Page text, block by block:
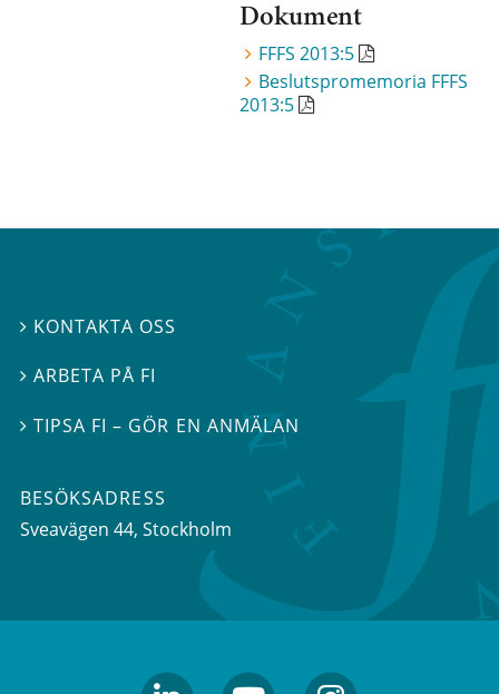
Dokument
FFFS 2013:5
Beslutspromemoria FFFS
2013:5
 KONTAKTA OSS
ARBETA PÅ FI
TIPSA FI – GÖR EN ANMÄLAN
BESÖKSADRESS
Sveavägen 44, Stockholm